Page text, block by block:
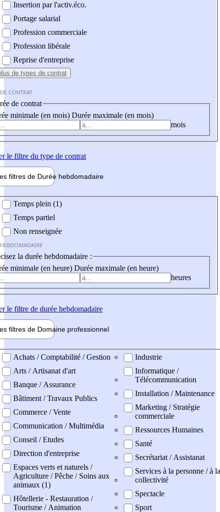
Insertion par l'activ.éco.
Portage salarial
Profession commerciale
Profession libérale
Reprise d'entreprise
de types de contrat
CONTRAT
de contrat
minimale (en mois) Durée maximale (en mois)
mois
le filtre du type de contrat
filtres de Durée hebdomadaire
Temps plein (1)
Temps partiel
Non renseignée
la durée hebdomadaire :
minimale (en heure) Durée maximale (en heure)
heures
le filtre de durée hebdomadaire
filtres de Domaine professionnel
professionel
Achats / Comptabilité / Gestion
Arts / Artisanat d'art
Banque / Assurance
Bâtiment / Travaux Publics
Commerce / Vente
Communication / Multimédia
Conseil / Etudes
Direction d'entreprise
Espaces verts et naturels /
Agriculture / Pêche / Soins aux
animaux (1)
Hôtellerie - Restauration /
Tourisme / Animation
Industrie
Informatique /
Télécommunication
Installation / Maintenance
Marketing / Stratégie
commerciale
Ressources Humaines
Santé
Secrétariat / Assistanat
Services à la personne / à la
collectivité
Spectacle
Sport